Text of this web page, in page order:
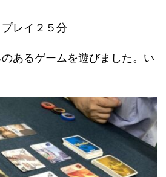
レイ２５分
あるゲームを遊びました。い